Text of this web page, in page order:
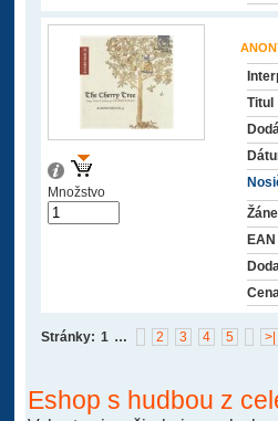
Titul
EAN
Množstvo
Stránky: 1 2 3 4 5
… >|
Eshop s hudbou z